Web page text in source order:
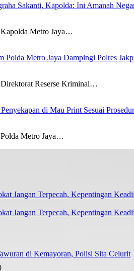
Sakanti, Kapolda: Ini Amanah
Metro Jaya…
Polda Metro Jaya Dampingi Polres
Reserse Kriminal…
di Mau Print Sesuai Prosedur
Metro Jaya…
Jangan Terpecah, Kepentingan
di Kemayoran, Polisi Sita Celurit